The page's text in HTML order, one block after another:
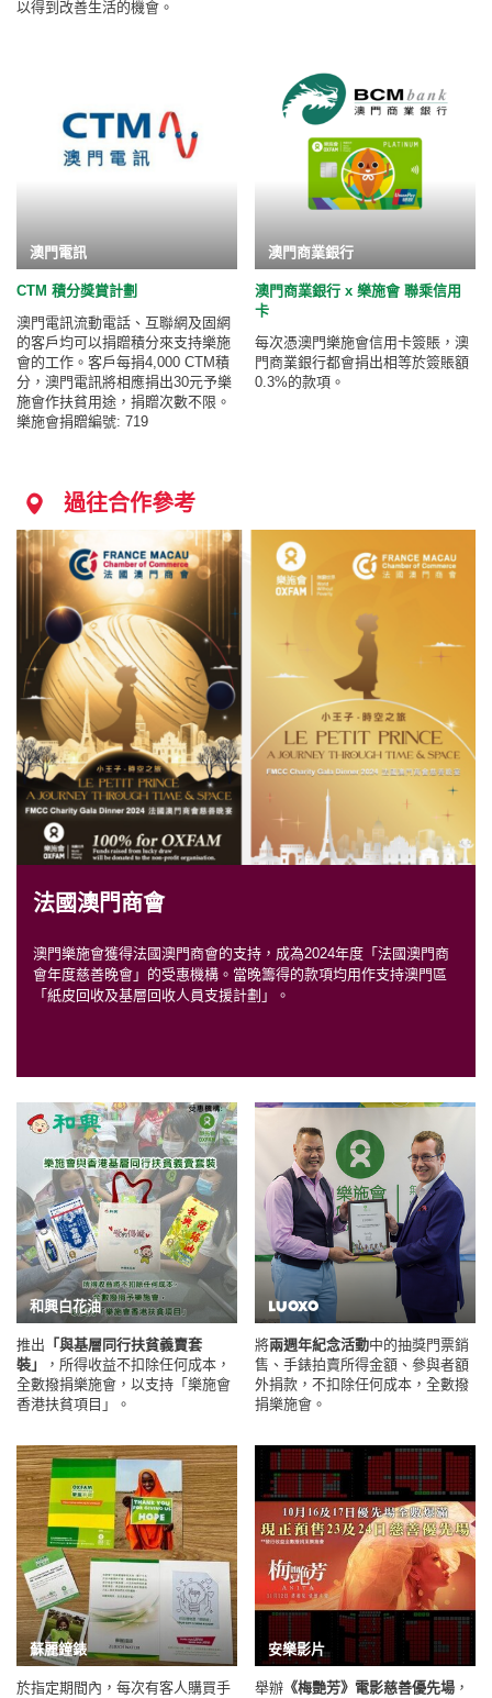
以得到改善生活的機會。
澳門電訊
CTM 積分獎賞計劃
澳門電訊流動電話、互聯網及固網
的客戶均可以捐贈積分來支持樂施
會的工作。客戶每捐4,000 CTM積
分，澳門電訊將相應捐出30元予樂
施會作扶貧用途，捐贈次數不限。
樂施會捐贈編號: 719
澳門商業銀行
澳門商業銀行 x 樂施會 聯乘信用
卡
每次憑澳門樂施會信用卡簽賬，澳
門商業銀行都會捐出相等於簽賬額
0.3%的款項。
過往合作參考
法國澳門商會
澳門樂施會獲得法國澳門商會的支持，成為2024年度「法國澳門商
會年度慈善晚會」的受惠機構。當晚籌得的款項均用作支持澳門區
「紙皮回收及基層回收人員支援計劃」。
和興白花油
推出 「與基層同行扶貧義賣套
裝」
，所得收益不扣除任何成本，
全數撥捐樂施會，以支持「樂施會
香港扶貧項目」。
LUOXO
將兩週年紀念活動中的抽獎門票銷
售、手錶拍賣所得金額、參與者額
外捐款，不扣除任何成本，全數撥
捐樂施會。
蘇麗鐘錶
於指定期間內，每次有客人購買手
安樂影片
舉辦 《梅艷芳》電影慈善優先場 ，